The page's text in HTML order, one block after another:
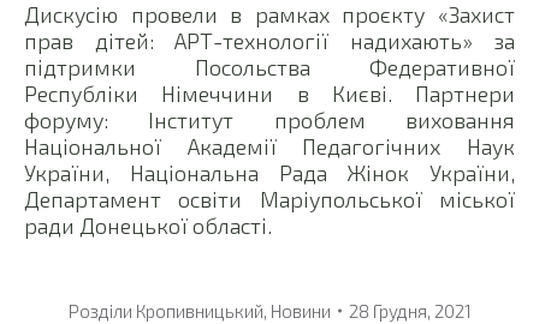
Дискусію провели в рамках проєкту «Захист
прав дітей: АРТ-технології надихають» за
підтримки Посольства Федеративної
Республіки Німеччини в Києві. Партнери
форуму: Інститут проблем виховання
Національної Академії Педагогічних Наук
України, Національна Рада Жінок України,
Департамент освіти Маріупольської міської
ради Донецької області.
Розділи Кропивницький, Новини 28 Грудня, 2021